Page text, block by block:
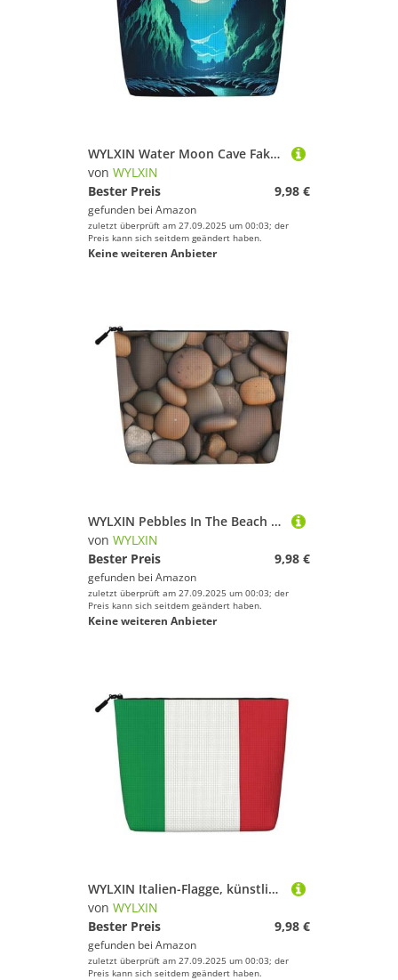
WYLXIN Water Moon Cave Fake Hanf Make-up Tasche Umweltfreundlich und langlebig, einfaches Design, einfach Ihre Beauty-Essentials zu verstauen.
von WYLXIN
Bester Preis
9,98 €
gefunden bei Amazon
zuletzt überprüft am 27.09.2025 um 00:03; der
Preis kann sich seitdem geändert haben.
Keine weiteren Anbieter
WYLXIN Pebbles In The Beach Make-up-Tasche aus künstlichem Hanf, umweltfreundlich und langlebig, einfaches Design, einfach zu verstauen, Ihre Schönheitsutensilien, Schwarz, Einheitsgröße
von WYLXIN
Bester Preis
9,98 €
gefunden bei Amazon
zuletzt überprüft am 27.09.2025 um 00:03; der
Preis kann sich seitdem geändert haben.
Keine weiteren Anbieter
WYLXIN Italien-Flagge, künstlicher Hanf, Make-up-Tasche, umweltfreundlich und langlebig, einfaches Design, einfach Ihre Schönheitsutensilien aufzubewahren.
von WYLXIN
Bester Preis
9,98 €
gefunden bei Amazon
zuletzt überprüft am 27.09.2025 um 00:03; der
Preis kann sich seitdem geändert haben.